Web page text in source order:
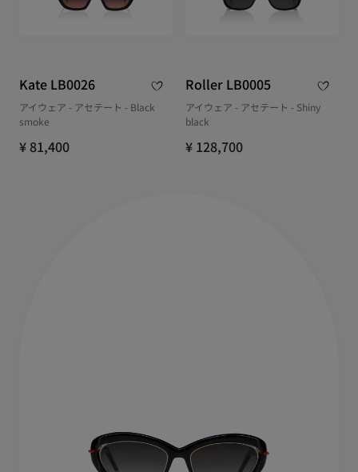
Kate LB0026
アイウェア - アセテート - Black
smoke
¥ 81,400
Roller LB0005
アイウェア - アセテート - Shiny
black
¥ 128,700